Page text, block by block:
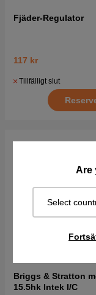
Are
Select
Fjäder-Regulator
117 kr
Tillfälligt slut
Briggs & Stratton
15.5hk Intek I/C